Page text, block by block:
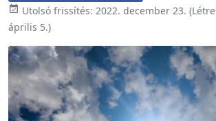
 Utolsó frissítés: 2022. december 23.
április 5.)